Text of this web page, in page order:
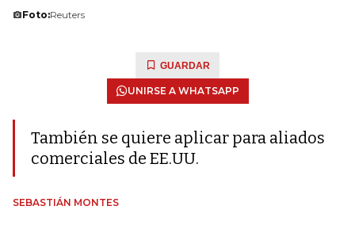
Foto:Reuters
GUARDAR
UNIRSE A WHATSAPP
También se quiere aplicar para aliados
comerciales de EE.UU.
SEBASTIÁN MONTES